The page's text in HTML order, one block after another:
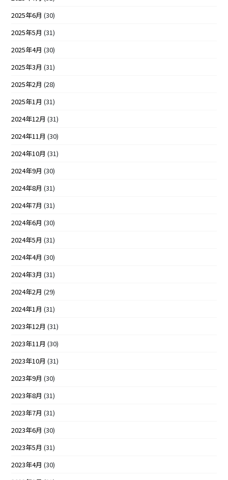
2025年6月 (30)
2025年5月 (31)
2025年4月 (30)
2025年3月 (31)
2025年2月 (28)
2025年1月 (31)
2024年12月 (31)
2024年11月 (30)
2024年10月 (31)
2024年9月 (30)
2024年8月 (31)
2024年7月 (31)
2024年6月 (30)
2024年5月 (31)
2024年4月 (30)
2024年3月 (31)
2024年2月 (29)
2024年1月 (31)
2023年12月 (31)
2023年11月 (30)
2023年10月 (31)
2023年9月 (30)
2023年8月 (31)
2023年7月 (31)
2023年6月 (30)
2023年5月 (31)
2023年4月 (30)